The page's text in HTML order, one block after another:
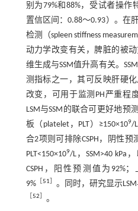
别为79%和88%，受试者操作
置信区间：0.88～0.93）。在
检测（spleen stiffness
动力学改变有关，脾脏的被
维生成与SSM值升高有关。
测指标之一，其可反映肝硬
改变，可用于监测PH严重程
LSM与SSM的联合可更好地预
板（platelet，PLT）≥150×109/
合2项则可排除CSPH，阴性预
PLT<150×109/L，SSM>40 kPa
CSPH，阳性预测值为92%
9%
51 。同时，研究显示
52 。